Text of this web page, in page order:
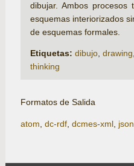
dibujar. Ambos
esquemas interiorizados
de esquemas formales.
Etiquetas: dibujo, drawing,
thinking
Formatos de Salida
atom dc-rdf dcmes-xml json